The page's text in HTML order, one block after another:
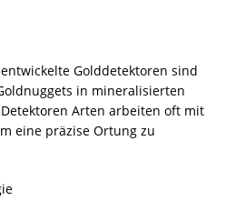
Golddetektoren sind
in mineralisierten
Arten arbeiten oft mit
eine präzise Ortung zu